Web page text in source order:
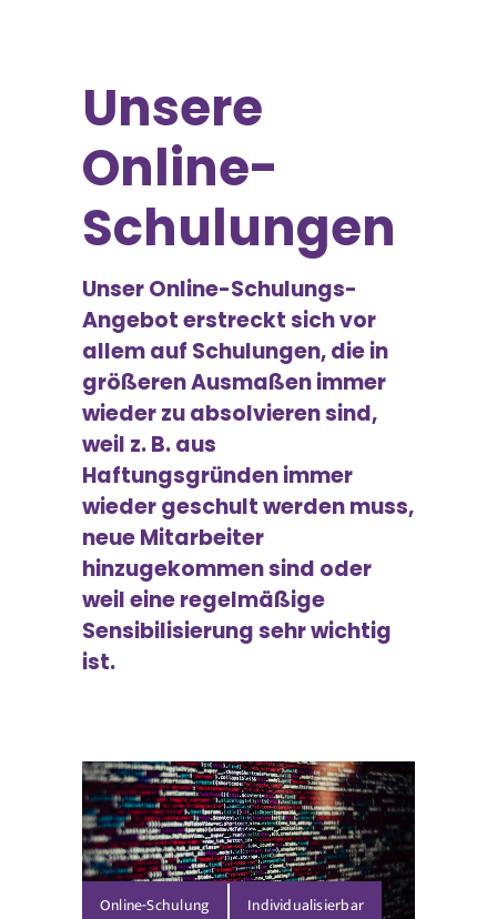
Unsere
Online-
Schulungen
Unser Online-Schulungs-
Angebot erstreckt sich vor
allem auf Schulungen, die in
größeren Ausmaßen immer
wieder zu absolvieren sind,
weil z. B. aus
Haftungsgründen immer
wieder geschult werden muss,
neue Mitarbeiter
hinzugekommen sind oder
weil eine regelmäßige
Sensibilisierung sehr wichtig
ist.
Online-Schulung